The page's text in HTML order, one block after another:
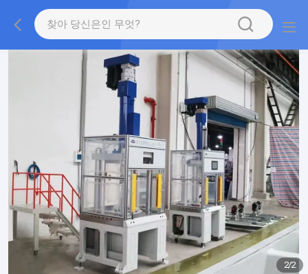
2/2